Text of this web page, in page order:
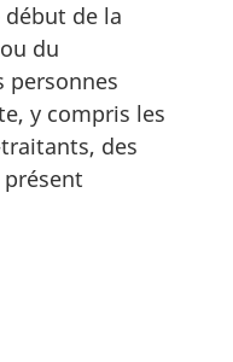
de la
du
personnes
y compris les
des